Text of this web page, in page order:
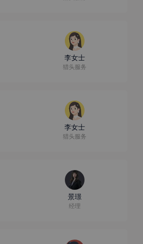
李女士
猎头服务
李女士
猎头服务
景璟
经理